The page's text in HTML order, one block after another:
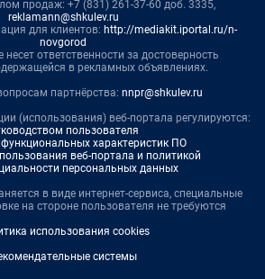
продаж: +7 (831) 261-37-60 доб. 3335,
reklamann@shkulev.ru
для клиентов: http://mediakit.iportal.ru/n-
novgorod
несет ответственности за достоверность
в рекламных объявлениях.
партнёрства: nnpr@shkulev.ru
(использования) веб-портала регулируются:
пользователя
характеристик ПО
веб-портала и политикой
персональных данных
в виде интернет-сервиса, специальные
на стороне пользователя не требуются
использования cookies
системы